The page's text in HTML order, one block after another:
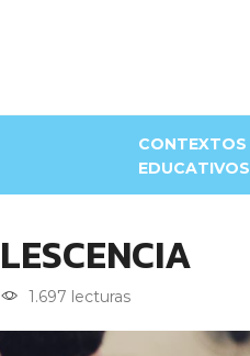
CONTEXTOS
EDUCATIVOS
1.697 lecturas